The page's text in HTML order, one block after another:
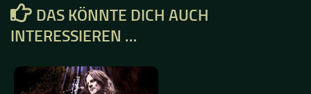
DAS KÖNNTE DICH AUCH
INTERESSIEREN …